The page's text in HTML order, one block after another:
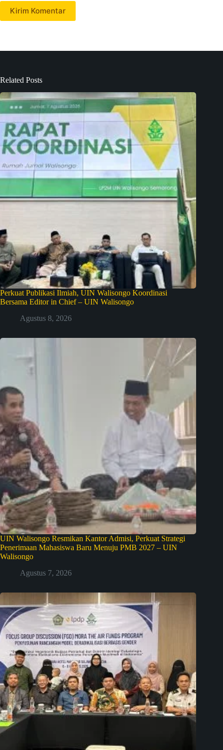
Kirim Komentar
Related Posts
Perkuat Publikasi Ilmiah, UIN Walisongo Koordinasi
Bersama Editor in Chief – UIN Walisongo
Agustus 8, 2026
UIN Walisongo Resmikan Kantor Admisi, Perkuat Strategi
Penerimaan Mahasiswa Baru Menuju PMB 2027 – UIN
Walisongo
Agustus 7, 2026